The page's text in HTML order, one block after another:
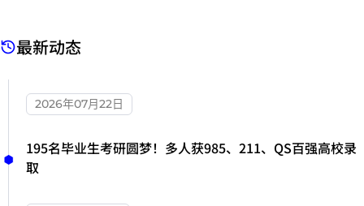
最新动态
2026年07月22日
195名毕业生考研圆梦！多人获985、211、QS百强高校录
取